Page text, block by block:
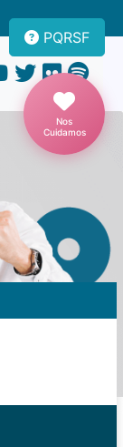
PQRSF
Nos
Cuidamos